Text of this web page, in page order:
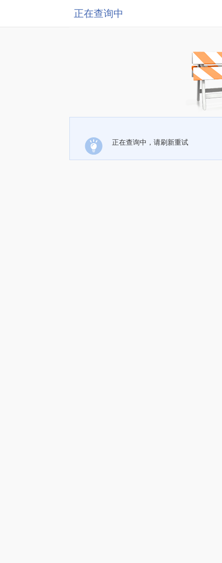
正在查询中
正在查询中，请刷新重试